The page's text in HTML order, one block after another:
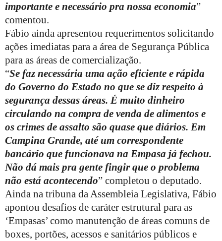
importante e necessário pra nossa economia”
comentou.
Fábio ainda apresentou requerimentos solicitando
ações imediatas para a área de Segurança Pública
para as áreas de comercialização.
“Se faz necessária uma ação eficiente e rápida
do Governo do Estado no que se diz respeito à
segurança dessas áreas. É muito dinheiro
circulando na compra de venda de alimentos e
os crimes de assalto são quase que diários. Em
Campina Grande, até um correspondente
bancário que funcionava na Empasa já fechou.
Não dá mais pra gente fingir que o problema
não está acontecendo” completou o deputado.
Ainda na tribuna da Assembleia Legislativa, Fábio
apontou desafios de caráter estrutural para as
‘Empasas’ como manutenção de áreas comuns de
boxes, portões, acessos e sanitários públicos e